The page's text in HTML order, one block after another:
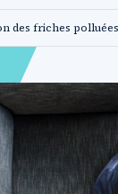
des friches